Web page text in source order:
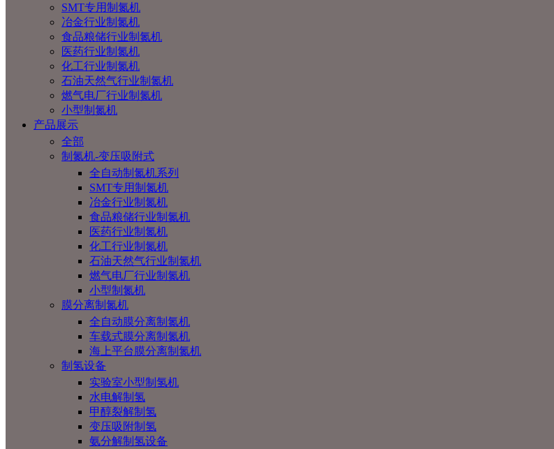
SMT专用制氮机
冶金行业制氮机
食品粮储行业制氮机
医药行业制氮机
化工行业制氮机
石油天然气行业制氮机
燃气电厂行业制氮机
小型制氮机
产品展示
全部
制氮机-变压吸附式
全自动制氮机系列
SMT专用制氮机
冶金行业制氮机
食品粮储行业制氮机
医药行业制氮机
化工行业制氮机
石油天然气行业制氮机
燃气电厂行业制氮机
小型制氮机
膜分离制氮机
全自动膜分离制氮机
车载式膜分离制氮机
海上平台膜分离制氮机
制氢设备
实验室小型制氢机
水电解制氢
甲醇裂解制氢
变压吸附制氢
氨分解制氢设备